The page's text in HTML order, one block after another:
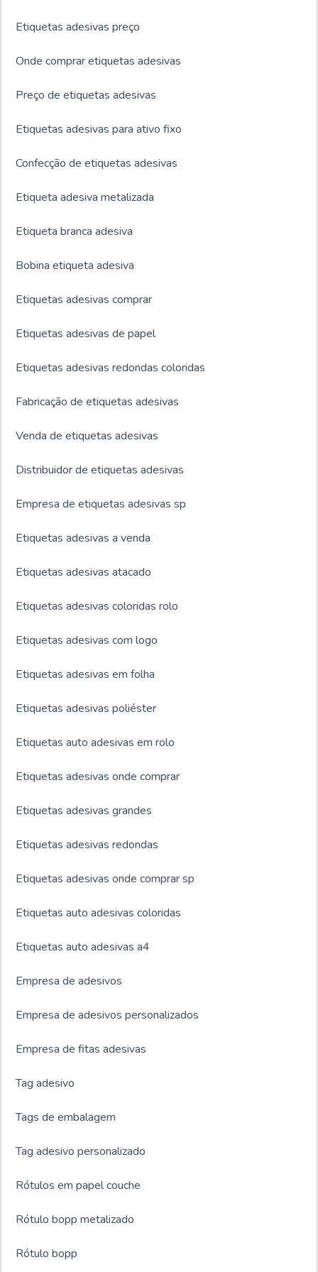
Etiquetas adesivas preço
Onde comprar etiquetas adesivas
Preço de etiquetas adesivas
Etiquetas adesivas para ativo fixo
Confecção de etiquetas adesivas
Etiqueta adesiva metalizada
Etiqueta branca adesiva
Bobina etiqueta adesiva
Etiquetas adesivas comprar
Etiquetas adesivas de papel
Etiquetas adesivas redondas coloridas
Fabricação de etiquetas adesivas
Venda de etiquetas adesivas
Distribuidor de etiquetas adesivas
Empresa de etiquetas adesivas sp
Etiquetas adesivas a venda
Etiquetas adesivas atacado
Etiquetas adesivas coloridas rolo
Etiquetas adesivas com logo
Etiquetas adesivas em folha
Etiquetas adesivas poliéster
Etiquetas auto adesivas em rolo
Etiquetas adesivas onde comprar
Etiquetas adesivas grandes
Etiquetas adesivas redondas
Etiquetas adesivas onde comprar sp
Etiquetas auto adesivas coloridas
Etiquetas auto adesivas a4
Empresa de adesivos
Empresa de adesivos personalizados
Empresa de fitas adesivas
Tag adesivo
Tags de embalagem
Tag adesivo personalizado
Rótulos em papel couche
Rótulo bopp metalizado
Rótulo bopp